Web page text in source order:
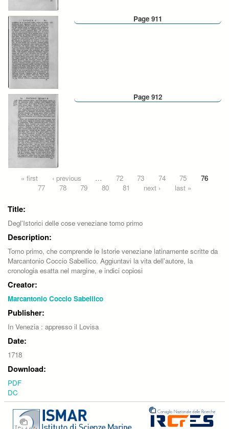
Page 911
Page 912
Pages
« first ‹ previous … 72 73 74 75
76
77
78 79 80 81 next › last »
Title:
Degl'Istorici delle cose veneziane tomo primo
Description:
Tomo primo, che comprende le Istorie veneziane latinamente scritte da
Marcantonio Coccio Sabellico. Aggiuntavi la vita dell'autore, la
cronologia esatta nel margine, e indici copiosi
Creator:
Marcantonio Coccio Sabellico
Publisher:
In Venezia : appresso il Lovisa
Date:
1718
Download:
PDF
DC